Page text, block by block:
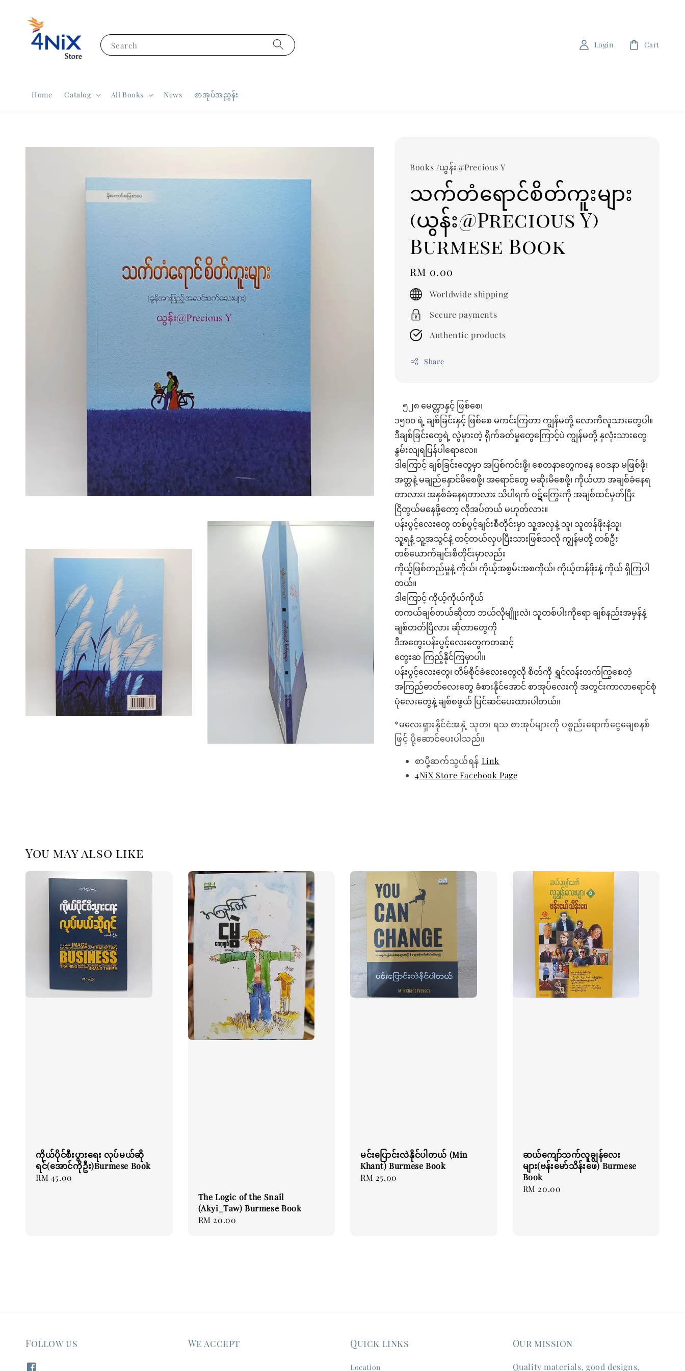
Search
Home Catalog All Books News စာအုပ်အညွှန်း
Login Cart
Books /ယွန်း@Precious Y
သက်တံရောင်စိတ်ကူးများ
(ယွန်း@Precious Y)
Burmese Book
Regular
price
RM 0.00
Worldwide shipping
Secure payments
Authentic products
Share
၅၂၈ မေတ္တာနှင့် ဖြစ်စေ၊
၁၅၀၀ ရဲ့ ချစ်ခြင်းနှင့် ဖြစ်စေ မကင်းကြတာ ကျွန်မတို့ လောကီလူသားတွေပါ။
ဒီချစ်ခြင်းတွေရဲ့ လွဲမှားတဲ့ ရိုက်ခတ်မှုတွေကြောင့်ပဲ ကျွန်မတို့ နှလုံးသားတွေ
နွမ်းလျရပြန်ပါရောလေ။
ဒါကြောင့် ချစ်ခြင်းတွေမှာ အပြစ်ကင်းဖို့၊ စေတနာတွေကနေ ဝေဒနာ မဖြစ်ဖို့၊
အတ္တနဲ့ မချည်နှောင်မိစေဖို့၊ အရောင်တွေ မဆိုးမိစေဖို့၊ ကိုယ်ဟာ အချစ်ခံနေရ
တာလား၊ အနှစ်ခံနေရတာလား သိပါရက် ဝဋ်ကြွေးကို အချစ်ထင်မှတ်ပြီး
ငြိတွယ်မနေဖို့တော့ လိုအပ်တယ် မဟုတ်လား။
ပန်းပွင့်လေးတွေ တစ်ပွင့်ချင်းစီတိုင်းမှာ သူ့အလှနဲ့ သူ၊ သူတန်ဖိုးနဲ့သူ၊
သူ့ရနံ့ သူ့အသွင်နဲ့ တင့်တယ်လှပပြီးသားဖြစ်သလို ကျွန်မတို့ တစ်ဦး
တစ်‌ယောက်ချင်းစီတိုင်းမှာလည်း
ကိုယ့်ဖြစ်တည်မှုနဲ့ ကိုယ်၊ ကိုယ့်အစွမ်းအစကိုယ်၊ ကိုယ့်တန်ဖိုးနဲ့ ကိုယ် ရှိကြပါ
တယ်။
ဒါကြောင့် ကိုယ့်ကိုယ်ကိုယ်
တကယ်ချစ်တယ်ဆိုတာ ဘယ်လိုမျိူးလဲ၊ သူတစ်ပါးကိုရော ချစ်နည်းအမှန်နဲ့
ချစ်တတ်ပြီလား ဆိုတာတွေကို
ဒီအတွေးပန်းပွင့်လေးတွေကတဆင့်
တွေးဆ ကြည့်နိုင်ကြမှာပါ။
ပန်းပွင့်‌လေးတွေ၊ တိမ်စိုင်ခဲလေးတွေလို စိတ်ကို ရွှင်လန်းတက်ကြွစေတဲ့
အကြည်ဓာတ်လေးတွေ ခံစားနိုင်အောင် စာအုပ်လေးကို အတွင်းကာလာရောင်စုံ
ပုံလေးတွေနဲ့ ချစ်စဖွယ် ပြင်ဆင်ပေးထားပါတယ်။
*မလေးရှားနိုင်ငံအနှံ့ သုတ၊ ရသ စာအုပ်များကို ပစ္စည်းရောက်ငွေချေစနစ်
ဖြင့် ပို့ဆောင်ပေးပါသည်။
စာပို့ဆက်သွယ်ရန် Link
4NiX Store Facebook Page
You may also like
ကိုယ်ပိုင်စီးပွားရေး လုပ်မယ်ဆို
ရင်(အောင်ကိုဦး)Burmese Book
Regular
RM 45.00
The Logic of the Snail
(Akyi_Taw) Burmese Book
Regular
RM 20.00
မင်းပြောင်းလဲနိုင်ပါတယ် (Min
Khant) Burmese Book
Regular
RM 25.00
ဆယ်ကျော်သက်လူချွန်လေး
များ(ဗန်းမော်သိန်းဖေ) Burmese
Book
Regular
RM 20.00
Follow us We accept Quick links
Location
Our mission
Quality materials, good designs,